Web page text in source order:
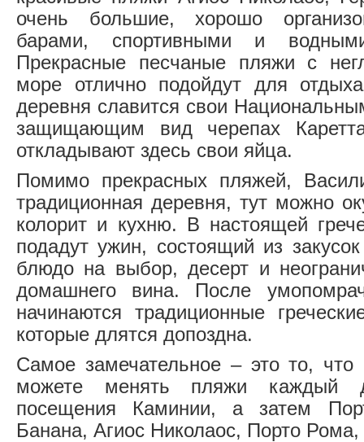
очень большие, хорошо
барами, спортивными и
Прекрасные песчаные пляжи с
море отлично подойдут для
деревня славится свои
защищающим вид черепах
откладывают здесь свои яйца.
Помимо прекрасных пляжей,
традиционная деревня, тут можно
колорит и кухню. В настоящей
подадут ужин, состоящий из
блюдо на выбор, десерт и
домашнего вина. После
начинаются традиционные
которые длятся допоздна.
Самое замечательное – это то,
можете менять пляжи каждый
посещения Каминии, а затем
Банана, Агиос Николаос, Порто